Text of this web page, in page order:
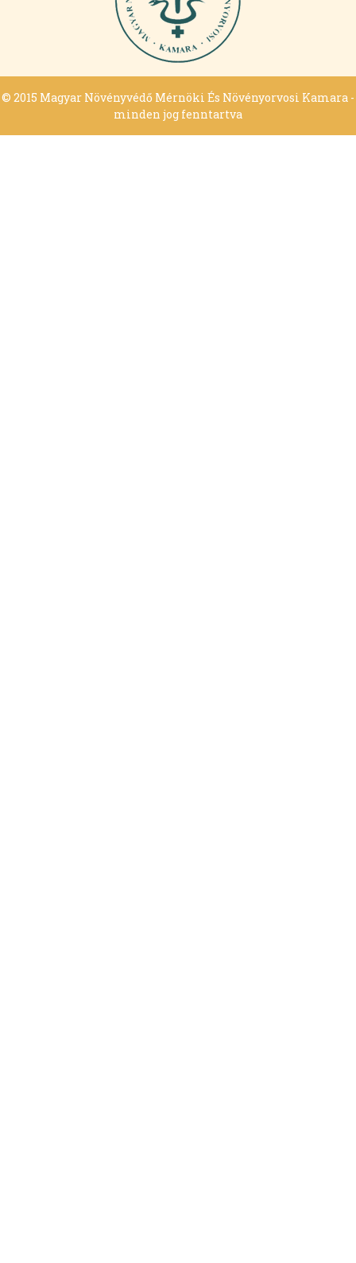
© 2015 Magyar Növényvédő Mérnöki És Növényorvosi Kamara -
minden jog fenntartva